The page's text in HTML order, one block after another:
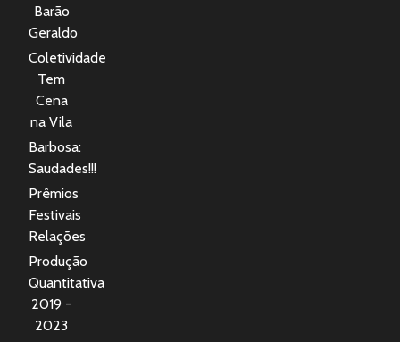
Barão
Geraldo
Coletividade
Tem
Cena
na Vila
Barbosa:
Saudades!!!
Prêmios
Festivais
Relações
Produção
Quantitativa
2019 -
2023